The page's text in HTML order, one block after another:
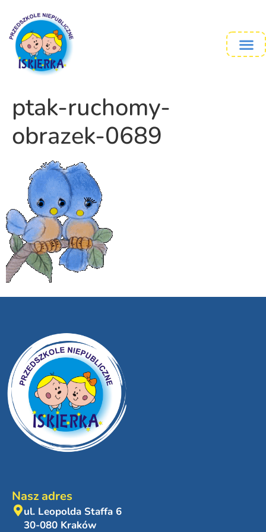
ptak-ruchomy-
obrazek-0689
Nasz adres
ul. Leopolda Staffa 6
30-080 Kraków